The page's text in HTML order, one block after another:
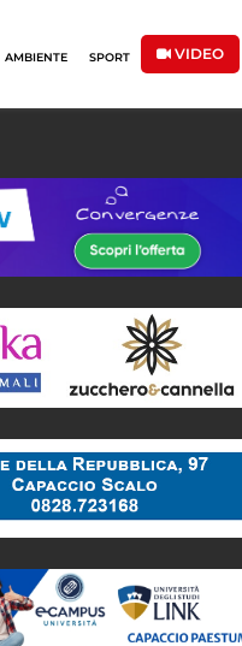
AMBIENTE SPORT VIDEO